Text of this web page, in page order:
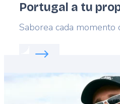
Portugal a tu
Lead
Saborea cada momento
Read more about:
Featured